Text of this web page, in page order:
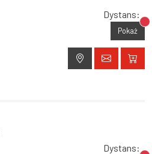
Dystans:
Pokaż
Dystans: